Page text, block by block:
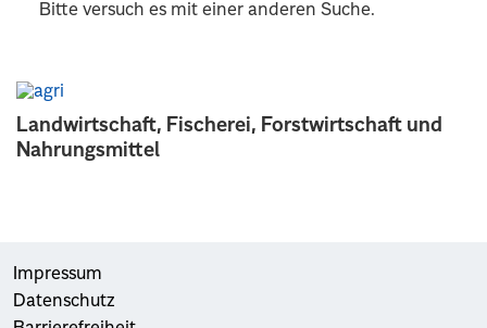
Landwirtschaft, Fischerei, Forstwirtschaft und
Nahrungsmittel
Bitte versuch es mit einer anderen Suche.
Impressum
Datenschutz